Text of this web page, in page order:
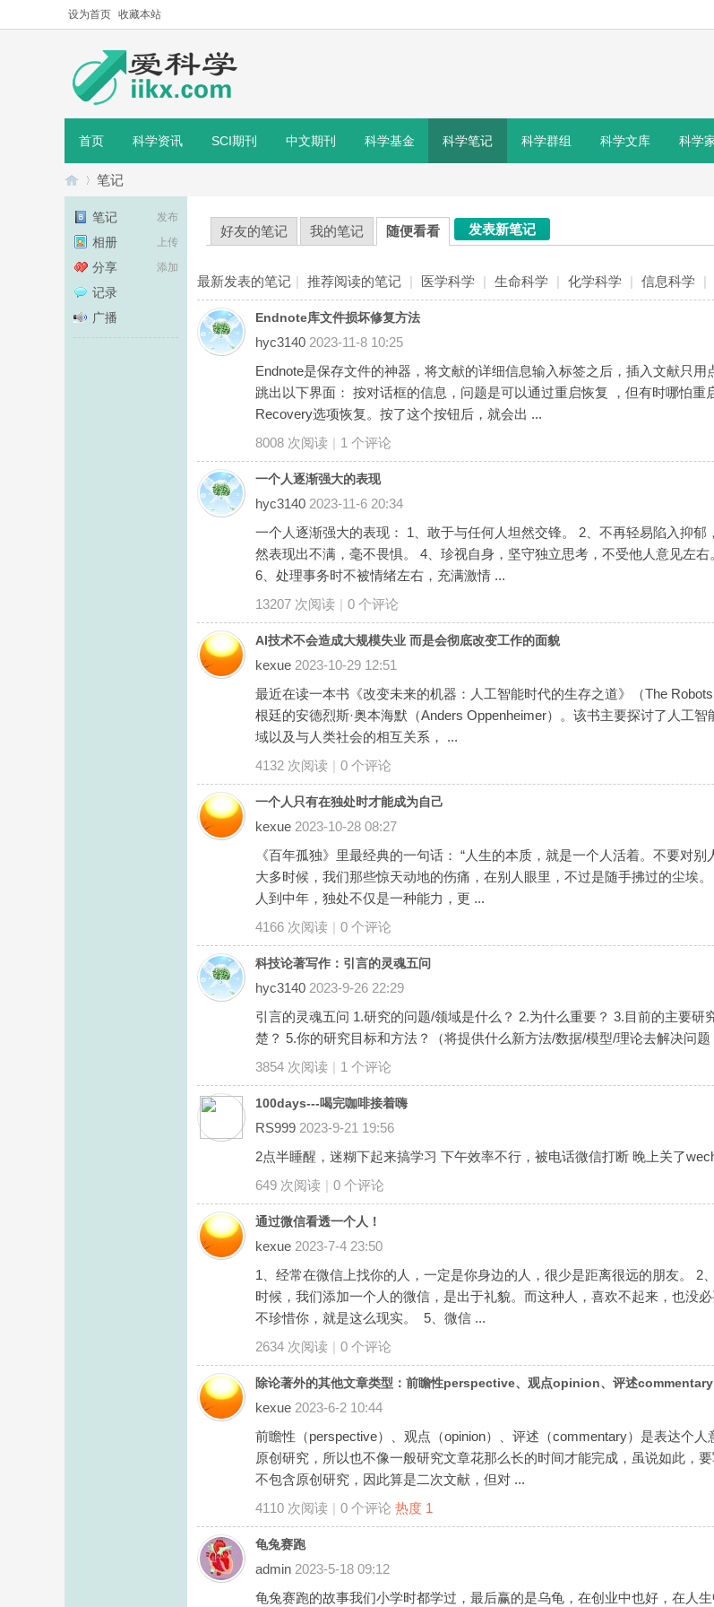
设为首页 收藏本站
首页 科学资讯 SCI期刊 中文期刊 科学基金 科学笔记 科学群组 科学文库 科学
笔记
发布
笔记
上传
相册
添加
分享
记录
广播
好友的笔记 我的笔记 随便看看 发表新笔记
最新发表的笔记 | 推荐阅读的笔记 | 医学科学 | 生命科学 | 化学科学 | 信息科学 |
Endnote库文件损坏修复方法
hyc3140 2023-11-8 10:25
Endnote是保存文件的神器，将文献的详细信息输入标签之后，插入文献只
跳出以下界面： 按对话框的信息，问题是可以通过重启恢复 ，但有时哪怕
Recovery选项恢复。按了这个按钮后，就会出 ...
8008 次阅读 | 1 个评论
一个人逐渐强大的表现
hyc3140 2023-11-6 20:34
一个人逐渐强大的表现： 1、敢于与任何人坦然交锋。 2、不再轻易陷入抑
然表现出不满，毫不畏惧。 4、珍视自身，坚守独立思考，不受他人意见左
6、处理事务时不被情绪左右，充满激情 ...
13207 次阅读 | 0 个评论
AI技术不会造成大规模失业 而是会彻底改变工作的面貌
kexue 2023-10-29 12:51
最近在读一本书《改变未来的机器：人工智能时代的生存之道》（The
根廷的安德烈斯·奥本海默（Anders Oppenheimer）。该书主要探讨了人工
域以及与人类社会的相互关系， ...
4132 次阅读 | 0 个评论
一个人只有在独处时才能成为自己
kexue 2023-10-28 08:27
《百年孤独》里最经典的一句话： “人生的本质，就是一个人活着。不要对
大多时候，我们那些惊天动地的伤痛，在别人眼里，不过是随手拂过的尘埃
人到中年，独处不仅是一种能力，更 ...
4166 次阅读 | 0 个评论
科技论著写作：引言的灵魂五问
hyc3140 2023-9-26 22:29
引言的灵魂五问 1.研究的问题/领域是什么？ 2.为什么重要？ 3.目前的主要
楚？ 5.你的研究目标和方法？（将提供什么新方法/数据/模型/理论去解决问题
3854 次阅读 | 1 个评论
100days---喝完咖啡接着嗨
RS999 2023-9-21 19:56
2点半睡醒，迷糊下起来搞学习 下午效率不行，被电话微信打断 晚上关了
649 次阅读 | 0 个评论
通过微信看透一个人！
kexue 2023-7-4 23:50
1、经常在微信上找你的人，一定是你身边的人，很少是距离很远的朋友。
时候，我们添加一个人的微信，是出于礼貌。而这种人，喜欢不起来，也没
不珍惜你，就是这么现实。 5、微信 ...
2634 次阅读 | 0 个评论
除论著外的其他文章类型：前瞻性perspective、观点opinion、评述
kexue 2023-6-2 10:44
前瞻性（perspective）、观点（opinion）、评述（commentary）是表达个
原创研究，所以也不像一般研究文章花那么长的时间才能完成，虽说如此，
不包含原创研究，因此算是二次文献，但对 ...
4110 次阅读 | 0 个评论 热度 1
龟兔赛跑
admin 2023-5-18 09:12
龟兔赛跑的故事我们小学时都学过，最后赢的是乌龟，在创业中也好，在人